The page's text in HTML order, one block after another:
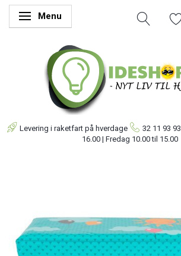
Skifte navigation
Menu
Levering i raketfart på hverdage 32 11 93 93
16.00 | Fredag 10.00 til 15.00